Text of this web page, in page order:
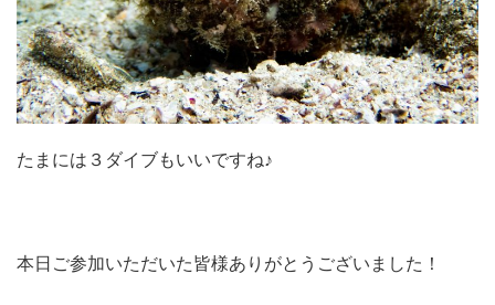
たまには３ダイブもいいですね♪
本日ご参加いただいた皆様ありがとうございました！